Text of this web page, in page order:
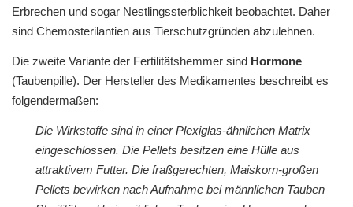
Erbrechen und sogar Nestlingssterblichkeit beobachtet. Daher
sind Chemosterilantien aus Tierschutzgründen abzulehnen.
Die zweite Variante der Fertilitätshemmer sind Hormone
(Taubenpille). Der Hersteller des Medikamentes beschreibt es
folgendermaßen:
Die Wirkstoffe sind in einer Plexiglas-ähnlichen Matrix
eingeschlossen. Die Pellets besitzen eine Hülle aus
attraktivem Futter. Die fraßgerechten, Maiskorn-großen
Pellets bewirken nach Aufnahme bei männlichen Tauben